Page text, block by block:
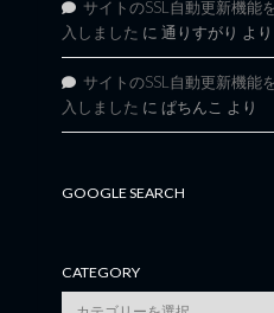
サイトのSSL自動更新機能
入しました に 通りすがり より
サイトのSSL自動更新機能
入しました に ぱちんこ より
GOOGLE SEARCH
CATEGORY
category